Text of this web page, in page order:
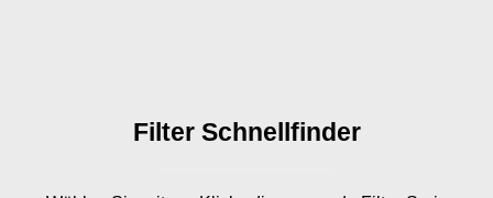
Filter Schnellfinder